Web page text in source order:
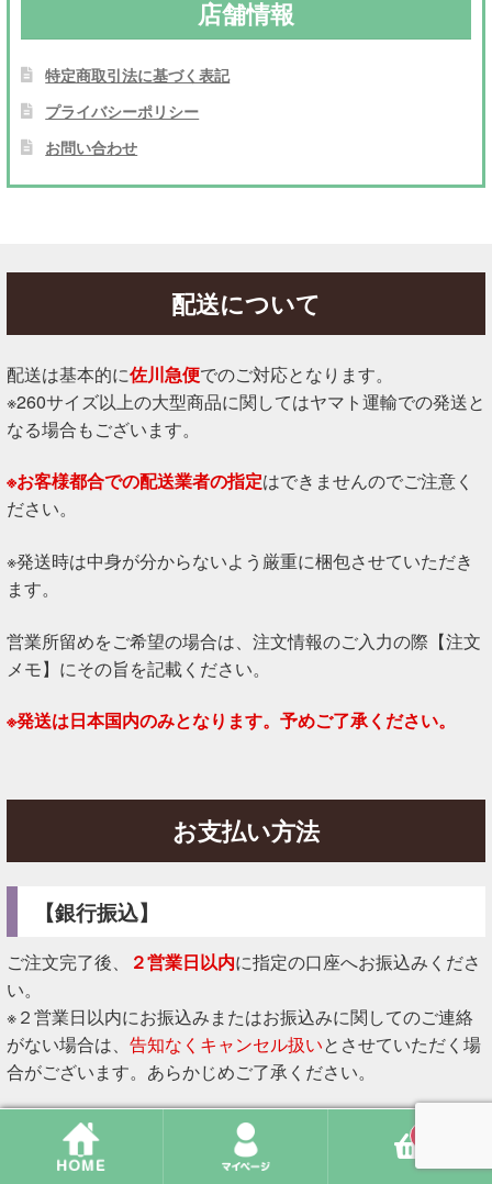
店舗情報
特定商取引法に基づく表記
プライバシーポリシー
お問い合わせ
配送について
配送は基本的に佐川急便でのご対応となります。
※260サイズ以上の大型商品に関してはヤマト運輸での発送と
なる場合もございます。
※お客様都合での配送業者の指定はできませんのでご注意く
ださい。
※発送時は中身が分からないよう厳重に梱包させていただき
ます。
営業所留めをご希望の場合は、注文情報のご入力の際【注文
メモ】にその旨を記載ください。
※発送は日本国内のみとなります。予めご了承ください。
お支払い方法
【銀行振込】
ご注文完了後、 ２営業日以内に指定の口座へお振込みくださ
い。
※２営業日以内にお振込みまたはお振込みに関してのご連絡
がない場合は、 告知なくキャンセル扱いとさせていただく場
合がございます。あらかじめご了承ください。
※お振込み先口座は注文完了メールをご確認ください。